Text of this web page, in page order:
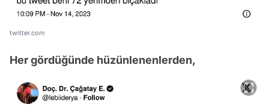
twitter.com
Her gördüğünde hüzünlenenlerden,